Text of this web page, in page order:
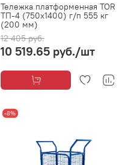
Тележка платформенная TOR
ТП-4 (750х1400) г/п 555 кг
(200 мм)
12 405 руб.
10 519.65 руб./шт
-8%